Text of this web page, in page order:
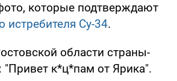
которые подтверждают
истребителя Су-34.
области страны-
к*ц*пам от Ярика".